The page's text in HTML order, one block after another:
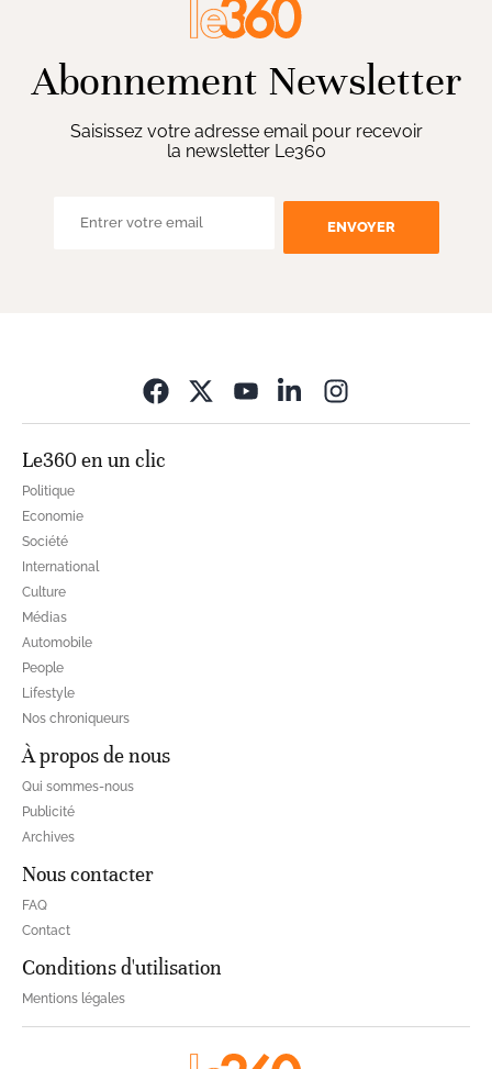
Abonnement Newsletter
Saisissez votre adresse email pour recevoir
la newsletter Le360
ENVOYER
Le360 en un clic
Politique
Economie
Société
International
Culture
Médias
Automobile
People
Lifestyle
Nos chroniqueurs
À propos de nous
Qui sommes-nous
Publicité
Archives
Nous contacter
FAQ
Contact
Conditions d'utilisation
Mentions légales